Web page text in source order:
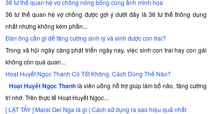
36 tư thế quan hệ vợ chồng nóng bỏng cùng ảnh minh họa
36 tư thế quan hệ vợ chồng được gợi ý dưới đây là 36 tư thế thông dụng
nhất nhưng không kém phần...
Đàn ông cần gì để tăng cường sinh lý và sinh được con trai?
Trong xã hội ngày càng phát triển ngày nay, việc sinh con trai hay con gái
không còn quá quan...
Hoạt Huyết Ngọc Thanh Có Tốt Không, Cách Dùng Thế Nào?
Hoạt Huyết Ngọc Thanhlà viên uống hỗ trợ giúp làm bổ não, tăng cường
trí nhớ. Trên thực tế Hoạt Huyết Ngọc...
[ LẬT TẨY ] Maral Gel Nga là gì | Cách sử dụng ra sao hiệu quả nhất